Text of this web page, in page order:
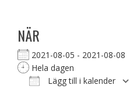
NÄR
2021-08-05 - 2021-08-08
Hela dagen
Lägg till i kalender